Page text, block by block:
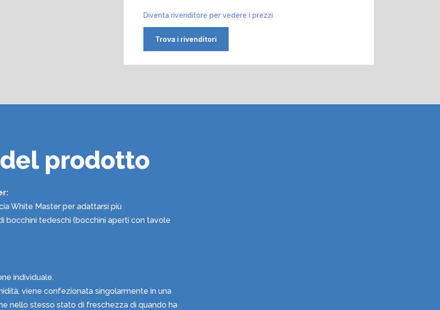
Diventa rivenditore per vedere i prezzi
Trova i rivenditori
prodotto
White Master per adattarsi più
bocchini tedeschi (bocchini aperti con tavole
individuale.
viene confezionata singolarmente in una
nello stesso stato di freschezza di quando ha